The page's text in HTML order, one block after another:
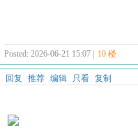
Posted: 2026-06-21 15:07 | 10 楼
回复 推荐 编辑 只看 复制